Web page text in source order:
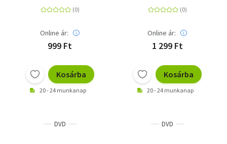
Online ár:
999 Ft
Kosárba
20 - 24 munkanap
Online ár:
1 299 Ft
Kosárba
20 - 24 munkanap
DVD DVD